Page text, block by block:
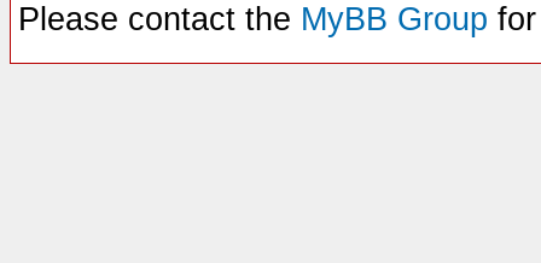
Please contact the MyBB Group